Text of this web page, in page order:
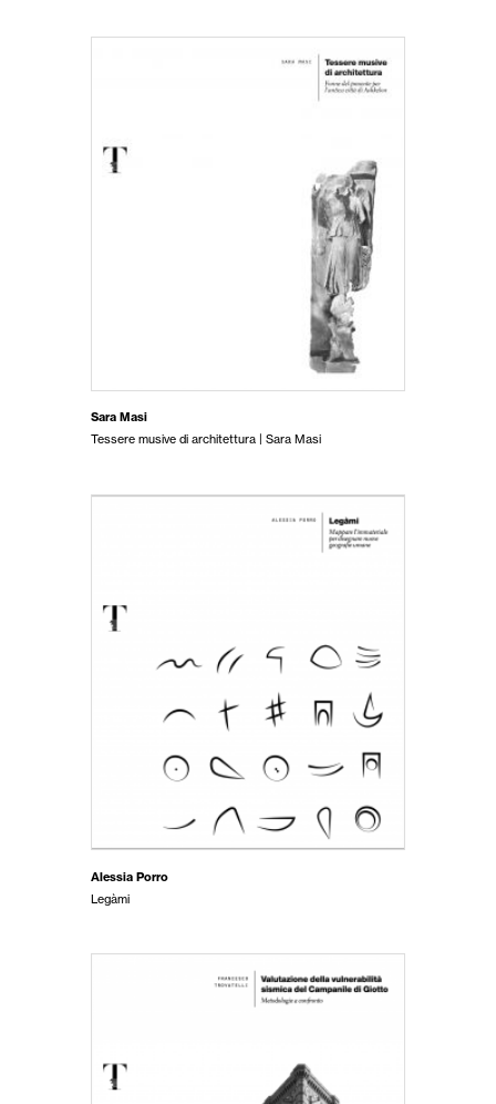
Sara Masi
Tessere musive di architettura | Sara Masi
Alessia Porro
Legàmi